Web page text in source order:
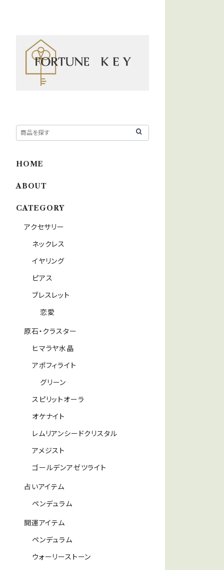
HOME
ABOUT
CATEGORY
アクセサリー
ネックレス
イヤリング
ピアス
ブレスレット
恋愛
原石・クラスター
ヒマラヤ水晶
アポフィライト
グリーン
スピリットオーラ
オケナイト
レムリアンシードクリスタル
アメジスト
ゴールデンアゼツライト
占いアイテム
ペンデュラム
開運アイテム
ペンデュラム
ウォーリーストーン